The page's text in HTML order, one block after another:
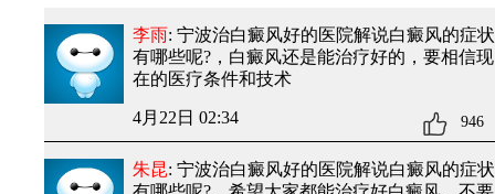
李雨: 宁波治白癜风好的医院解说白癜风的症状
有哪些呢?，白癜风还是能治疗好的，要相信现
在的医疗条件和技术
4月22日 02:34 946
朱昆: 宁波治白癜风好的医院解说白癜风的症状